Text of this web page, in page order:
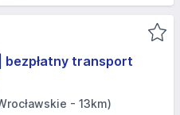
transport
- 13km)